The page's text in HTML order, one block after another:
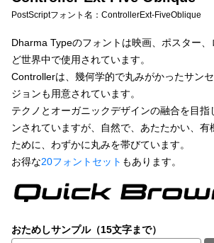
マイページ
お気に入り
ご利用ガイド
宋朝体
教科書体
草書体
江戸文字
すべてを表示
太さ・ウェイト
セット or 単体
PostScriptフォント名： ControllerExt-FiveOblique
Dharma Typeのフォントは映画、ポスター
ど世界中で使用されています。
Controllerは、幾何学的で丸みがかったサン
ジョンも用意されています。
テクノとオーガニックデザインの融合を目指
ンされていますが、自然で、あたたかい、有
ために、わずかに丸みを帯びています。
お得な20フォントセット もあります。
おためしサンプル（15文字まで）